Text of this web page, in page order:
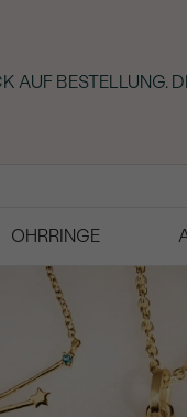
AUF BESTELLUNG.
OHRRINGE